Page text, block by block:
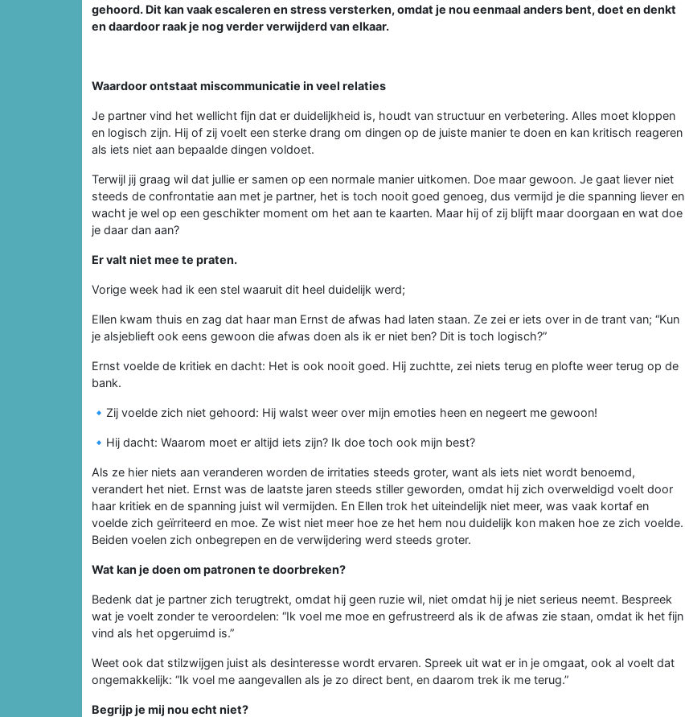
gehoord. Dit kan vaak escaleren en stress versterken, omdat je nou eenmaal anders bent, doet en denkt
en daardoor raak je nog verder verwijderd van elkaar.
Waardoor ontstaat miscommunicatie in veel relaties
Je partner vind het wellicht fijn dat er duidelijkheid is, houdt van structuur en verbetering. Alles moet kloppen
en logisch zijn. Hij of zij voelt een sterke drang om dingen op de juiste manier te doen en kan kritisch reageren
als iets niet aan bepaalde dingen voldoet.
Terwijl jij graag wil dat jullie er samen op een normale manier uitkomen. Doe maar gewoon. Je gaat liever niet
steeds de confrontatie aan met je partner, het is toch nooit goed genoeg, dus vermijd je die spanning liever en
wacht je wel op een geschikter moment om het aan te kaarten. Maar hij of zij blijft maar doorgaan en wat doe
je daar dan aan?
Er valt niet mee te praten.
Vorige week had ik een stel waaruit dit heel duidelijk werd;
Ellen kwam thuis en zag dat haar man Ernst de afwas had laten staan. Ze zei er iets over in de trant van; “Kun
je alsjeblieft ook eens gewoon die afwas doen als ik er niet ben? Dit is toch logisch?”
Ernst voelde de kritiek en dacht: Het is ook nooit goed. Hij zuchtte, zei niets terug en plofte weer terug op de
bank.
🔹Zij voelde zich niet gehoord: Hij walst weer over mijn emoties heen en negeert me gewoon!
🔹Hij dacht: Waarom moet er altijd iets zijn? Ik doe toch ook mijn best?
Als ze hier niets aan veranderen worden de irritaties steeds groter, want als iets niet wordt benoemd,
verandert het niet. Ernst was de laatste jaren steeds stiller geworden, omdat hij zich overweldigd voelt door
haar kritiek en de spanning juist wil vermijden. En Ellen trok het uiteindelijk niet meer, was vaak kortaf en
voelde zich geïrriteerd en moe. Ze wist niet meer hoe ze het hem nou duidelijk kon maken hoe ze zich voelde.
Beiden voelen zich onbegrepen en de verwijdering werd steeds groter.
Wat kan je doen om patronen te doorbreken?
Bedenk dat je partner zich terugtrekt, omdat hij geen ruzie wil, niet omdat hij je niet serieus neemt. Bespreek
wat je voelt zonder te veroordelen: “Ik voel me moe en gefrustreerd als ik de afwas zie staan, omdat ik het fijn
vind als het opgeruimd is.”
Weet ook dat stilzwijgen juist als desinteresse wordt ervaren. Spreek uit wat er in je omgaat, ook al voelt dat
ongemakkelijk: “Ik voel me aangevallen als je zo direct bent, en daarom trek ik me terug.”
Begrijp je mij nou echt niet?